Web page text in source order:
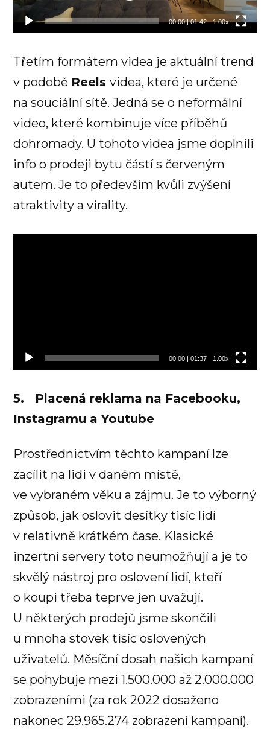
00:00|01:42 1.00x
Třetím formátem videa je aktuální trend
v podobě Reelsvidea, které je určené
na souciální sítě. Jedná se o neformální
video, které kombinuje více příběhů
dohromady. U tohoto videa jsme doplnili
info o prodeji bytu částí s červeným
autem. Je to především kvůli zvýšení
atraktivity a virality.
00:00| 01:37 1.00x
5. Placená reklama na Facebooku,
Instagramu a Youtube
Prostřednictvím těchto kampaní lze
zacílit na lidi v daném místě,
ve vybraném věku a zájmu. Je to výborný
způsob, jak oslovit desítky tisíc lidí
v relativně krátkém čase. Klasické
inzertní servery toto neumožňují a je to
skvělý nástroj pro oslovení lidí, kteří
o koupi třeba teprve jen uvažují.
U některých prodejů jsme skončili
u mnoha stovek tisíc oslovených
uživatelů. Měsíční dosah našich kampaní
se pohybuje mezi 1.500.000 až 2.000.000
zobrazeními (za rok 2022 dosaženo
nakonec 29.965.274 zobrazení kampaní).